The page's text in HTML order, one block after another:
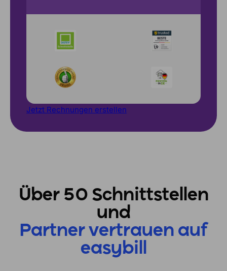
Jetzt Rechnungen erstellen
Über 50 Schnittstellen
und
Partner vertrauen auf
easybill